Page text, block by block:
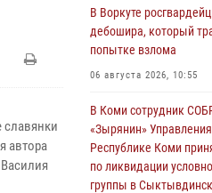
славянки
автора
В Воркуте
дебошира, который
попытке взлома
06 августа 2026, 10:55
В Коми сотрудник
«Зырянин»
Республике Коми
по ликвидации
группы в